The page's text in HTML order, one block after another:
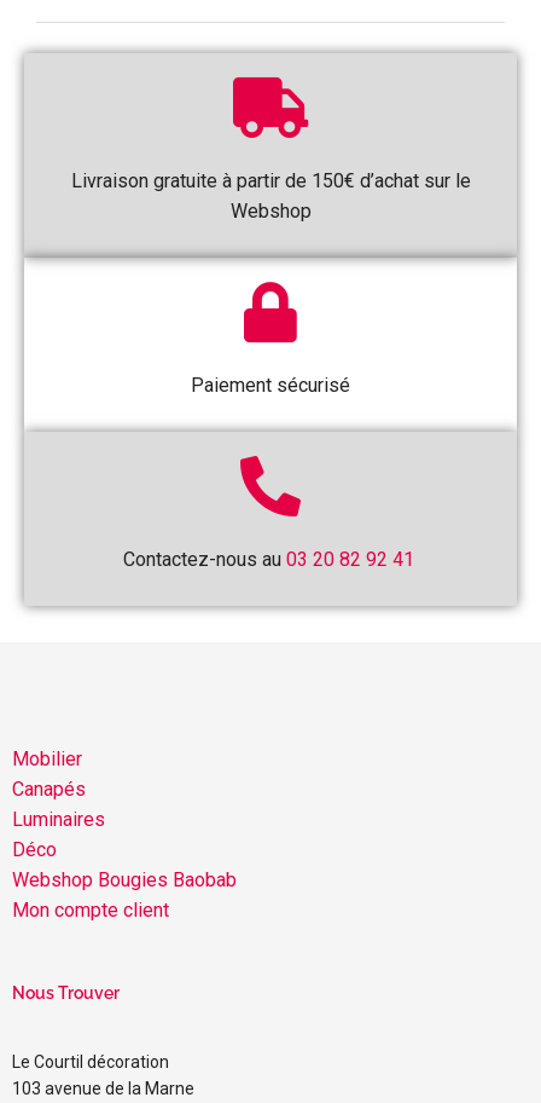
Livraison gratuite à partir de 150€ d’achat sur le
Webshop
Paiement sécurisé
Contactez-nous au 03 20 82 92 41
Mobilier
Canapés
Luminaires
Déco
Webshop Bougies Baobab
Mon compte client
Nous Trouver
Le Courtil décoration
103 avenue de la Marne